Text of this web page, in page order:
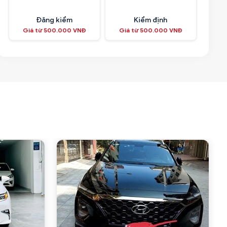
Đăng kiểm
Giá từ 500.000 VNĐ
Kiểm định
Giá từ 500.000 VNĐ